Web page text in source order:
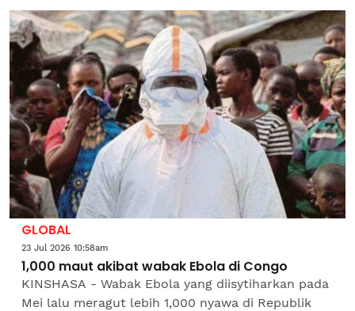
hilang, menurut pegawai...
GLOBAL
23 Jul 2026 10:58am
1,000 maut akibat wabak Ebola di Congo
KINSHASA - Wabak Ebola yang diisytiharkan pada
Mei lalu meragut lebih 1,000 nyawa di Republik